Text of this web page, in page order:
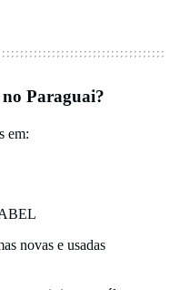
no Paraguai?
em:
novas e usadas